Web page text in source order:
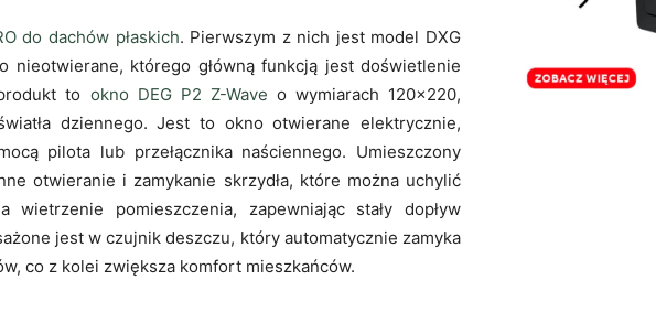
do dachów płaskich. Pierwszym z nich jest model DXG
nieotwierane, którego główną funkcją jest doświetlenie
to okno DEG P2 Z-Wave o wymiarach 120×220,
dziennego. Jest to okno otwierane elektrycznie,
pilota lub przełącznika naściennego. Umieszczony
otwieranie i zamykanie skrzydła, które można uchylić
pomieszczenia, zapewniając stały dopływ
jest w czujnik deszczu, który automatycznie zamyka
co z kolei zwiększa komfort mieszkańców.